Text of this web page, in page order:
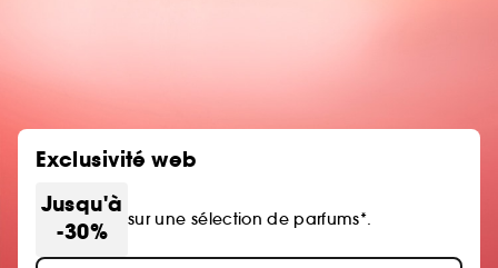
Exclusivité web
Jusqu'à
-30%
sur une sélection de parfums*.